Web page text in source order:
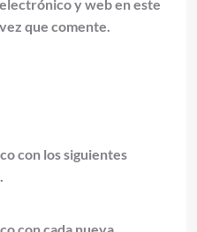
y web en este
que comente.
con los siguientes